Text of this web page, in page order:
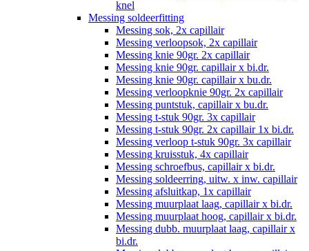
knel
Messing soldeerfitting
Messing sok, 2x capillair
Messing verloopsok, 2x capillair
Messing knie 90gr. 2x capillair
Messing knie 90gr. capillair x bi.dr.
Messing knie 90gr. capillair x bu.dr.
Messing verloopknie 90gr. 2x capillair
Messing puntstuk, capillair x bu.dr.
Messing t-stuk 90gr. 3x capillair
Messing t-stuk 90gr. 2x capillair 1x bi.dr.
Messing verloop t-stuk 90gr. 3x capillair
Messing kruisstuk, 4x capillair
Messing schroefbus, capillair x bi.dr.
Messing soldeerring, uitw. x inw. capillair
Messing afsluitkap, 1x capillair
Messing muurplaat laag, capillair x bi.dr.
Messing muurplaat hoog, capillair x bi.dr.
Messing dubb. muurplaat laag, capillair x
bi.dr.